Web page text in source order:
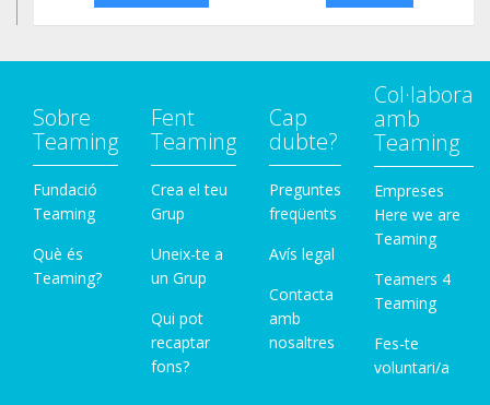
Sobre
Teaming
Fundació
Teaming
Què és
Teaming?
Fent
Teaming
Crea el teu
Grup
Uneix-te a
un Grup
Qui pot
recaptar
fons?
Cap
dubte?
Preguntes
freqüents
Avís legal
Contacta
amb
nosaltres
Col·labora
amb
Teaming
Empreses
Here we are
Teaming
Teamers 4
Teaming
Fes-te
voluntari/a